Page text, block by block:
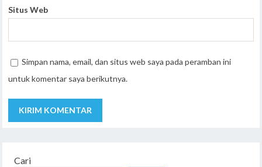
Situs Web
Simpan nama, email, dan situs web saya pada peramban ini
untuk komentar saya berikutnya.
Cari